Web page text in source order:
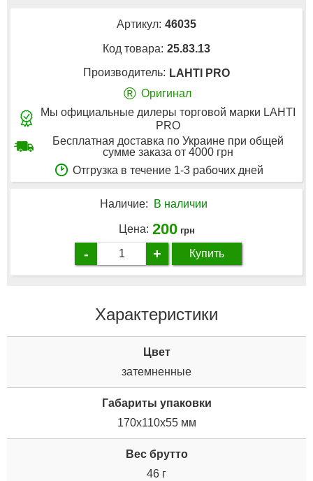
Артикул: 46035
Код товара: 25.83.13
Производитель: LAHTI PRO
® Оригинал
Мы официальные дилеры торговой марки LAHTI
PRO
Бесплатная доставка по Украине при общей
сумме заказа от 4000 грн
Отгрузка в течение 1-3 рабочих дней
Наличие: В наличии
Цена: 200 грн
- + Купить
Характеристики
Цвет
затемненные
Габариты упаковки
170x110x55 мм
Вес брутто
46 г